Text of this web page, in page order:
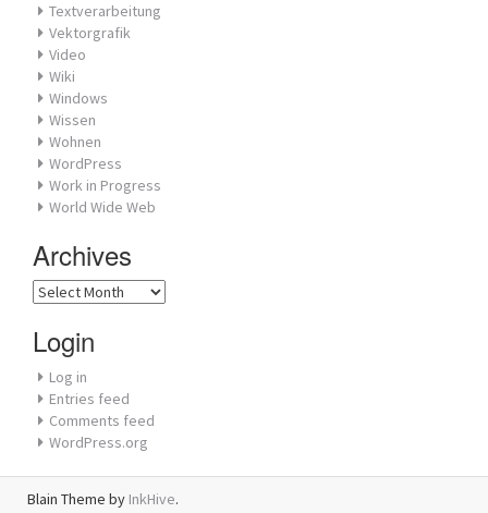
Textverarbeitung
Vektorgrafik
Video
Wiki
Windows
Wissen
Wohnen
WordPress
Work in Progress
World Wide Web
Archives
Archives
Login
Log in
Entries feed
Comments feed
WordPress.org
Blain Theme by InkHive.